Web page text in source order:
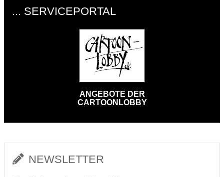
... SERVICEPORTAL
ANGEBOTE DER
CARTOONLOBBY
NEWSLETTER